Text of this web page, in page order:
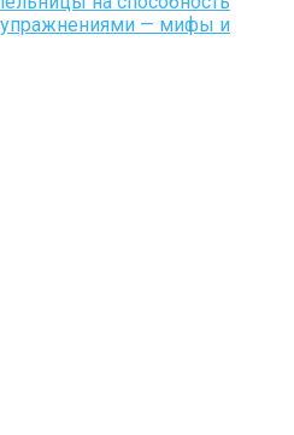
упражнениями — мифы и